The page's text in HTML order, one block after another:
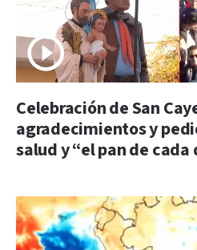
Celebración de San
agradecimientos y
salud y “el pan de cada